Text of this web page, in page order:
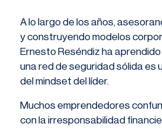
A lo largo de los años,
y construyendo modelos
Ernesto Reséndiz ha
una red de seguridad sólida es
del mindset del líder.
Muchos emprendedores
con la irresponsabilidad